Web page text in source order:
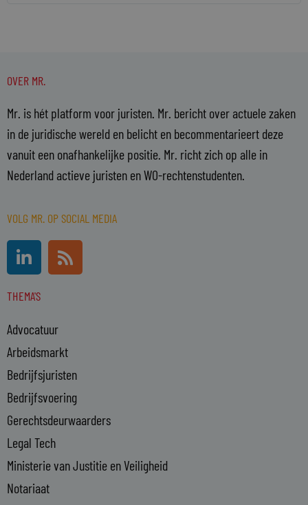
OVER MR.
Mr. is hét platform voor juristen. Mr. bericht over actuele zaken
in de juridische wereld en belicht en becommentarieert deze
vanuit een onafhankelijke positie. Mr. richt zich op alle in
Nederland actieve juristen en WO-rechtenstudenten.
VOLG MR. OP SOCIAL MEDIA
i
k
d
i
n
-
i
n
R
s
THEMA'S
Advocatuur
Arbeidsmarkt
Bedrijfsjuristen
Bedrijfsvoering
Gerechtsdeurwaarders
Legal Tech
Ministerie van Justitie en Veiligheid
Notariaat